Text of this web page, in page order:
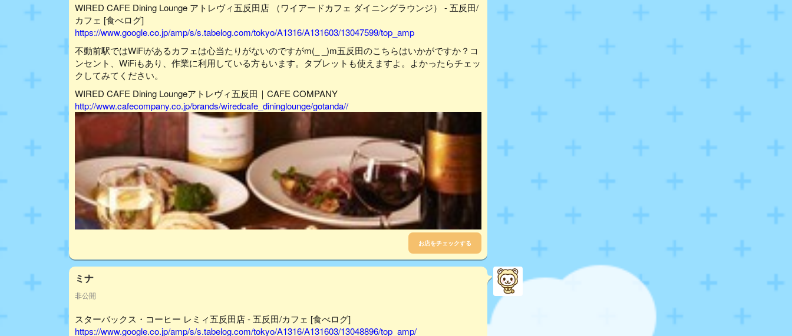
WIRED CAFE Dining Lounge アトレヴィ五反田店 （ワイアードカフェ ダイニングラウンジ） - 五反田/
カフェ [食べログ]
https://www.google.co.jp/amp/s/s.tabelog.com/tokyo/A1316/A131603/13047599/top_amp
不動前駅ではWiFiがあるカフェは心当たりがないのですがm(_ _)m五反田のこちらはいかがですか？コ
ンセント、WiFiもあり、作業に利用している方もいます。タブレットも使えますよ。よかったらチェッ
クしてみてください。
WIRED CAFE Dining Loungeアトレヴィ五反田｜CAFE COMPANY
http://www.cafecompany.co.jp/brands/wiredcafe_dininglounge/gotanda//
お店をチェックする
ミナ
非公開
スターバックス・コーヒー レミィ五反田店 - 五反田/カフェ [食べログ]
https://www.google.co.jp/amp/s/s.tabelog.com/tokyo/A1316/A131603/13048896/top_amp/